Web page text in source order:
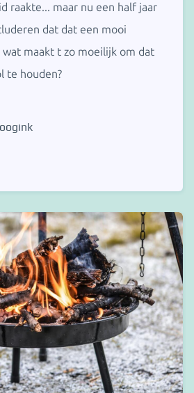
raakte... maar nu een half jaar
dat dat een mooi
wat maakt t zo moeilijk om dat
te houden?